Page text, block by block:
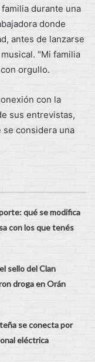
durante una
donde
antes de lanzarse
"Mi familia
orgullo.
con la
sus entrevistas,
se considera una
qué se modifica
con los que tenés
sello del Clan
droga en Orán
se conecta por
eléctrica